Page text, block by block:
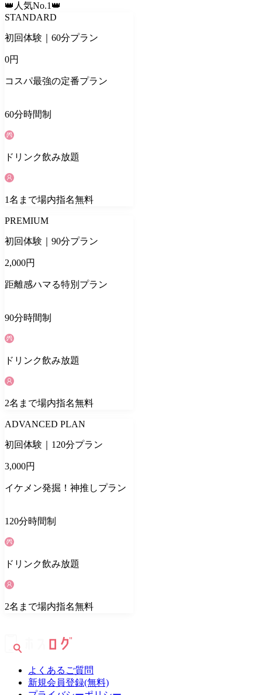
👑人気No.1👑
STANDARD
初回体験｜60分プラン
0円
コスパ最強の定番プラン
60分時間制
ドリンク飲み放題
1名 まで場内指名無料
PREMIUM
初回体験｜90分プラン
2,000円
距離感ハマる特別プラン
90分時間制
ドリンク飲み放題
2名 まで場内指名無料
ADVANCED PLAN
初回体験｜120分プラン
3,000円
イケメン発掘！神推しプラン
120分時間制
ドリンク飲み放題
2名 まで場内指名無料
よくあるご質問
新規会員登録(無料)